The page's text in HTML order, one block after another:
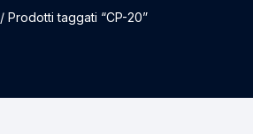
/ Prodotti taggati “CP-20”